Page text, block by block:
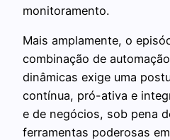
monitoramento.
Mais amplamente, o
combinação de
dinâmicas exige uma
contínua, pró-ativa e
e de negócios, sob pena
ferramentas poderosas